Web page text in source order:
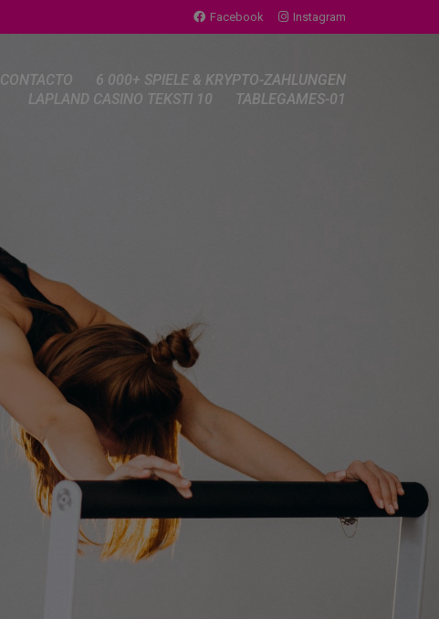
Facebook Instagram
CONTACTO
6 000+ SPIELE & KRYPTO-ZAHLUNGEN
LAPLAND CASINO TEKSTI 10
TABLEGAMES-01